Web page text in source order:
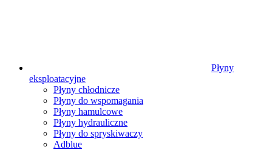
Płyny
eksploatacyjne
Płyny chłodnicze
Płyny do wspomagania
Płyny hamulcowe
Płyny hydrauliczne
Płyny do spryskiwaczy
Adblue